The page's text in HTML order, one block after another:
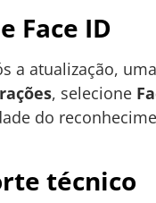
Face ID
a atualização,
, selecione
do
técnico